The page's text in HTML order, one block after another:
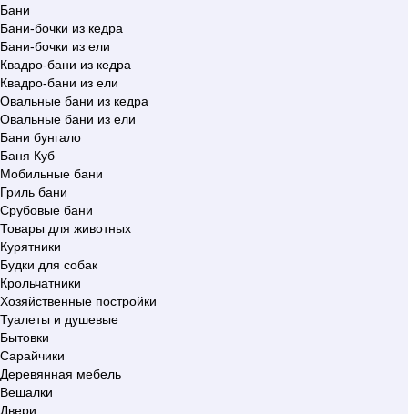
Бани
Бани-бочки из кедра
Бани-бочки из ели
Квадро-бани из кедра
Квадро-бани из ели
Овальные бани из кедра
Овальные бани из ели
Бани бунгало
Баня Куб
Мобильные бани
Гриль бани
Срубовые бани
Товары для животных
Курятники
Будки для собак
Крольчатники
Хозяйственные постройки
Туалеты и душевые
Бытовки
Сарайчики
Деревянная мебель
Вешалки
Двери